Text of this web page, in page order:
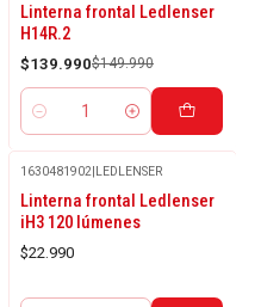
-7%
OFF
Linterna frontal Ledlenser
H14R.2
$139.990$149.990
Cantidad
1630481902|LEDLENSER
Linterna frontal Ledlenser
iH3 120 lúmenes
$22.990